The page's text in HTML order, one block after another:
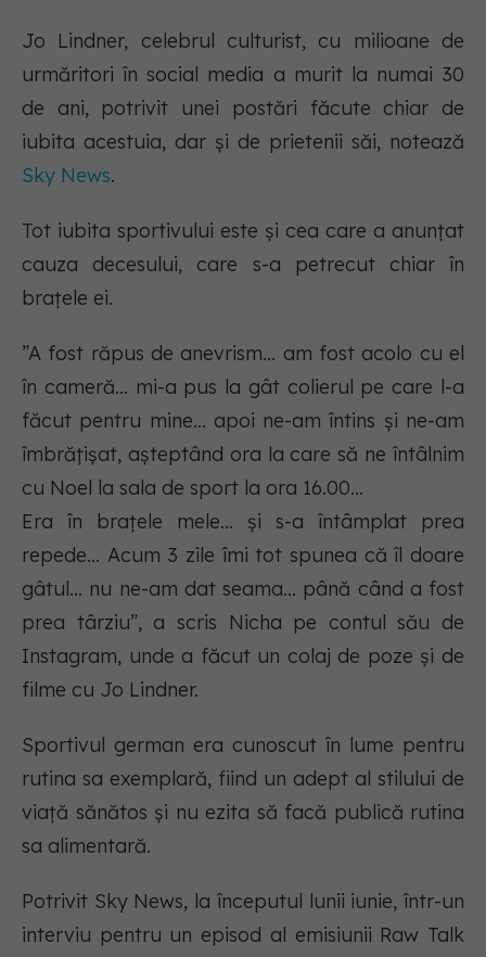
Jo Lindner, celebrul culturist, cu milioane de
urmăritori în social media a murit la numai 30
de ani, potrivit unei postări făcute chiar de
iubita acestuia, dar și de prietenii săi, notează
Sky News.
Tot iubita sportivului este și cea care a anunțat
cauza decesului, care s-a petrecut chiar în
brațele ei.
”A fost răpus de anevrism... am fost acolo cu el
în cameră... mi-a pus la gât colierul pe care l-a
făcut pentru mine... apoi ne-am întins și ne-am
îmbrățișat, așteptând ora la care să ne întâlnim
cu Noel la sala de sport la ora 16.00...
Era în brațele mele... și s-a întâmplat prea
repede... Acum 3 zile îmi tot spunea că îl doare
gâtul... nu ne-am dat seama... până când a fost
prea târziu”, a scris Nicha pe contul său de
Instagram, unde a făcut un colaj de poze și de
filme cu Jo Lindner.
Sportivul german era cunoscut în lume pentru
rutina sa exemplară, fiind un adept al stilului de
viață sănătos și nu ezita să facă publică rutina
sa alimentară.
Potrivit Sky News, la începutul lunii iunie, într-un
interviu pentru un episod al emisiunii Raw Talk